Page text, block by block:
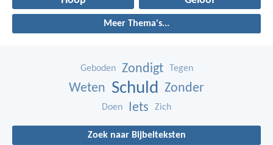
Meer Thema's...
Geboden Zondigt Tegen
Weten Schuld Zonder
Doen Iets Zich
Zoek naar Bijbelteksten